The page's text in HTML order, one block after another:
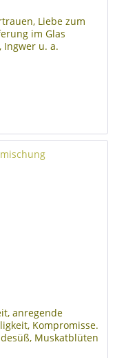
Liebe zum
im Glas
Ingwer u. a.
anregende
Kompromisse.
Muskatblüten